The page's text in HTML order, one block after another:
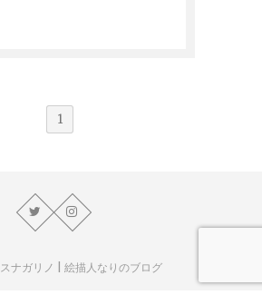
1
スナガリノ | 絵描人なりのブログ